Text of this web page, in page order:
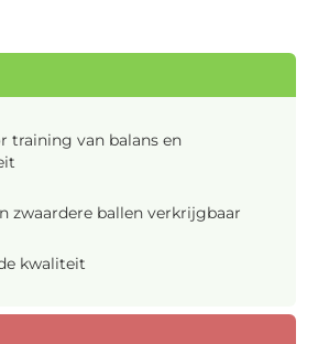
training van balans en
zwaardere ballen verkrijgbaar
kwaliteit